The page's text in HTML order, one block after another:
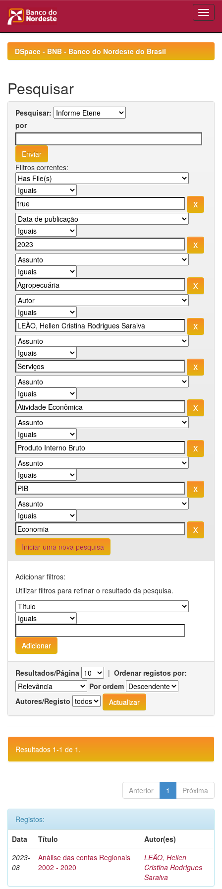
navigationDSpace - BNB - Banco do Nordeste do Brasil
Pesquisar
Pesquisar:
por
Filtros correntes:
Iniciar uma nova pesquisa
Adicionar filtros:
Utilizar filtros para refinar o resultado da pesquisa.
Resultados/Página | Ordenar registos por:
Por ordem
Autores/Registo
Resultados 1-1 de 1.
Anterior 1 Próxima
Registos:
Data
Título
Autor(es)
2023-
08
Análise das contas Regionais
2002 - 2020
LEÃO, Hellen
Cristina Rodrigues
Saraiva